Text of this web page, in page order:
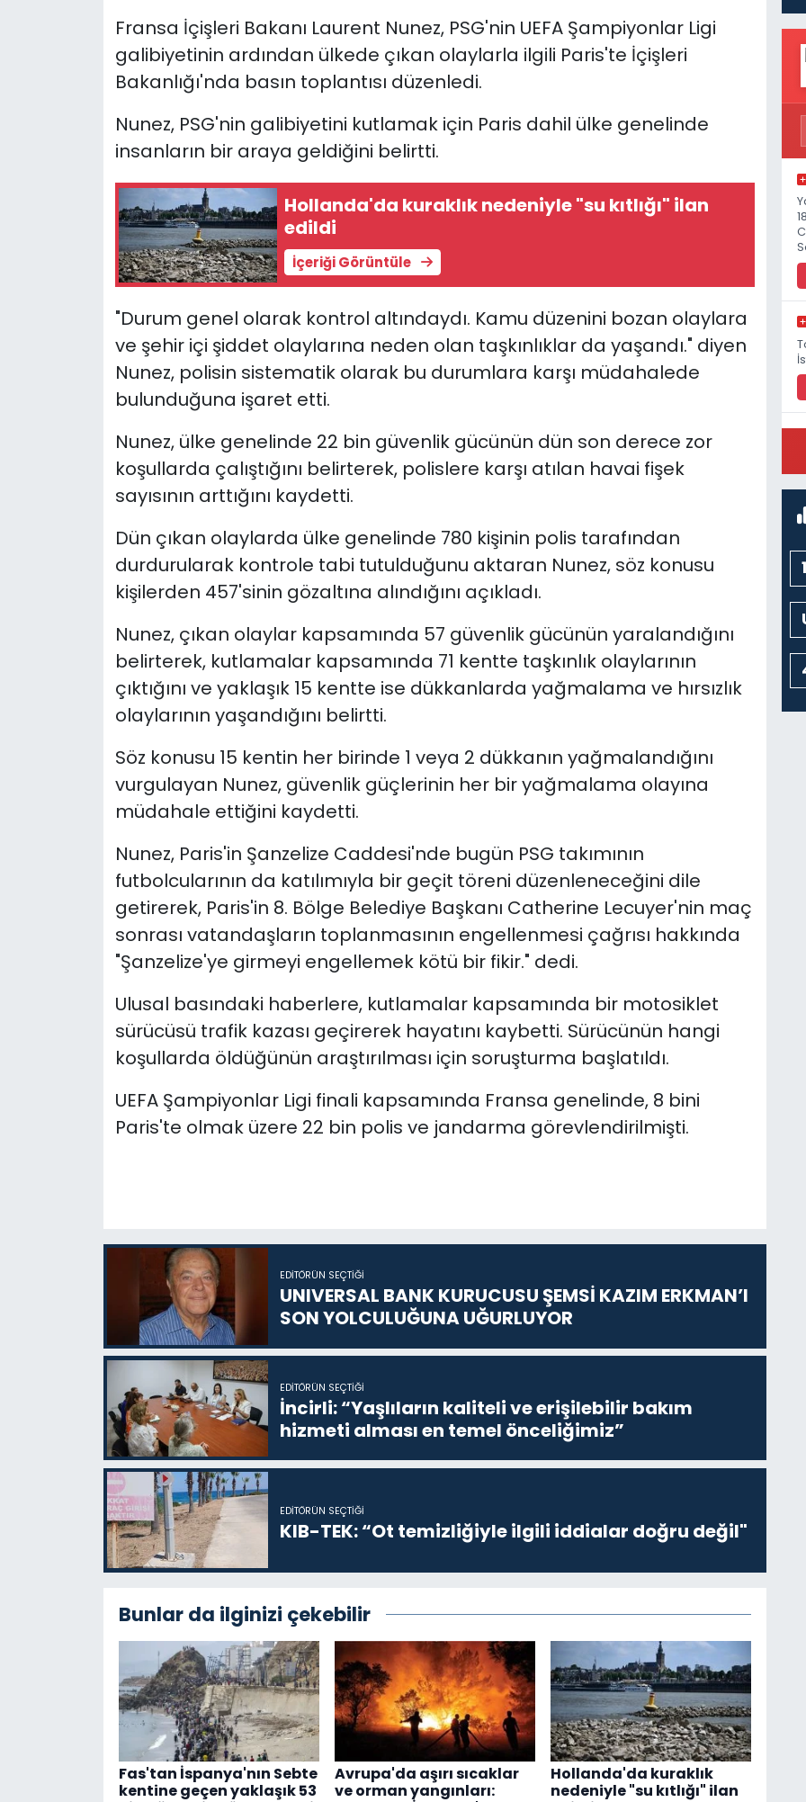
Fransa İçişleri Bakanı Laurent Nunez, PSG'nin UEFA Şampiyonlar Ligi
galibiyetinin ardından ülkede çıkan olaylarla ilgili Paris'te İçişleri
Bakanlığı'nda basın toplantısı düzenledi.
Nunez, PSG'nin galibiyetini kutlamak için Paris dahil ülke genelinde
insanların bir araya geldiğini belirtti.
Hollanda'da kuraklık nedeniyle "su kıtlığı" ilan
edildi
İçeriği Görüntüle
"Durum genel olarak kontrol altındaydı. Kamu düzenini bozan olaylara
ve şehir içi şiddet olaylarına neden olan taşkınlıklar da yaşandı." diyen
Nunez, polisin sistematik olarak bu durumlara karşı müdahalede
bulunduğuna işaret etti.
Nunez, ülke genelinde 22 bin güvenlik gücünün dün son derece zor
koşullarda çalıştığını belirterek, polislere karşı atılan havai fişek
sayısının arttığını kaydetti.
Dün çıkan olaylarda ülke genelinde 780 kişinin polis tarafından
durdurularak kontrole tabi tutulduğunu aktaran Nunez, söz konusu
kişilerden 457'sinin gözaltına alındığını açıkladı.
Nunez, çıkan olaylar kapsamında 57 güvenlik gücünün yaralandığını
belirterek, kutlamalar kapsamında 71 kentte taşkınlık olaylarının
çıktığını ve yaklaşık 15 kentte ise dükkanlarda yağmalama ve hırsızlık
olaylarının yaşandığını belirtti.
Söz konusu 15 kentin her birinde 1 veya 2 dükkanın yağmalandığını
vurgulayan Nunez, güvenlik güçlerinin her bir yağmalama olayına
müdahale ettiğini kaydetti.
Nunez, Paris'in Şanzelize Caddesi'nde bugün PSG takımının
futbolcularının da katılımıyla bir geçit töreni düzenleneceğini dile
getirerek, Paris'in 8. Bölge Belediye Başkanı Catherine Lecuyer'nin maç
sonrası vatandaşların toplanmasının engellenmesi çağrısı hakkında
"Şanzelize'ye girmeyi engellemek kötü bir fikir." dedi.
Ulusal basındaki haberlere, kutlamalar kapsamında bir motosiklet
sürücüsü trafik kazası geçirerek hayatını kaybetti. Sürücünün hangi
koşullarda öldüğünün araştırılması için soruşturma başlatıldı.
UEFA Şampiyonlar Ligi finali kapsamında Fransa genelinde, 8 bini
Paris'te olmak üzere 22 bin polis ve jandarma görevlendirilmişti.
EDITÖRÜN SEÇTIĞI
UNIVERSAL BANK KURUCUSU ŞEMSİ KAZIM ERKMAN’I
SON YOLCULUĞUNA UĞURLUYOR
EDITÖRÜN SEÇTIĞI
İncirli: “Yaşlıların kaliteli ve erişilebilir bakım
hizmeti alması en temel önceliğimiz”
EDITÖRÜN SEÇTIĞI
KIB-TEK: “Ot temizliğiyle ilgili iddialar doğru değil"
Bunlar da ilginizi çekebilir
Fas'tan İspanya'nın Sebte
kentine geçen yaklaşık 53
Avrupa'da aşırı sıcaklar
ve orman yangınları:
Hollanda'da kuraklık
nedeniyle "su kıtlığı" ilan